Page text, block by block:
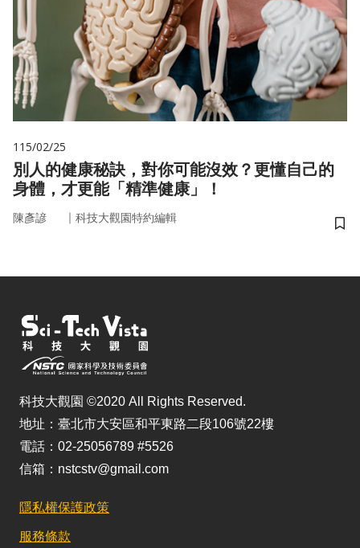
115/02/25
別人的健康秘訣，對你可能沒效？更懂自己的
身體，才更能「精準健康」！
陳彥諺 ｜ 科技大觀園特約編輯
儲
科技大觀園 ©2020 All Rights Reserved.
地址：臺北市大安區和平東路二段106號22樓
電話：02-25056789 #5526
信箱：nstcstv@gmail.com
隱私權保護政策
服務條款